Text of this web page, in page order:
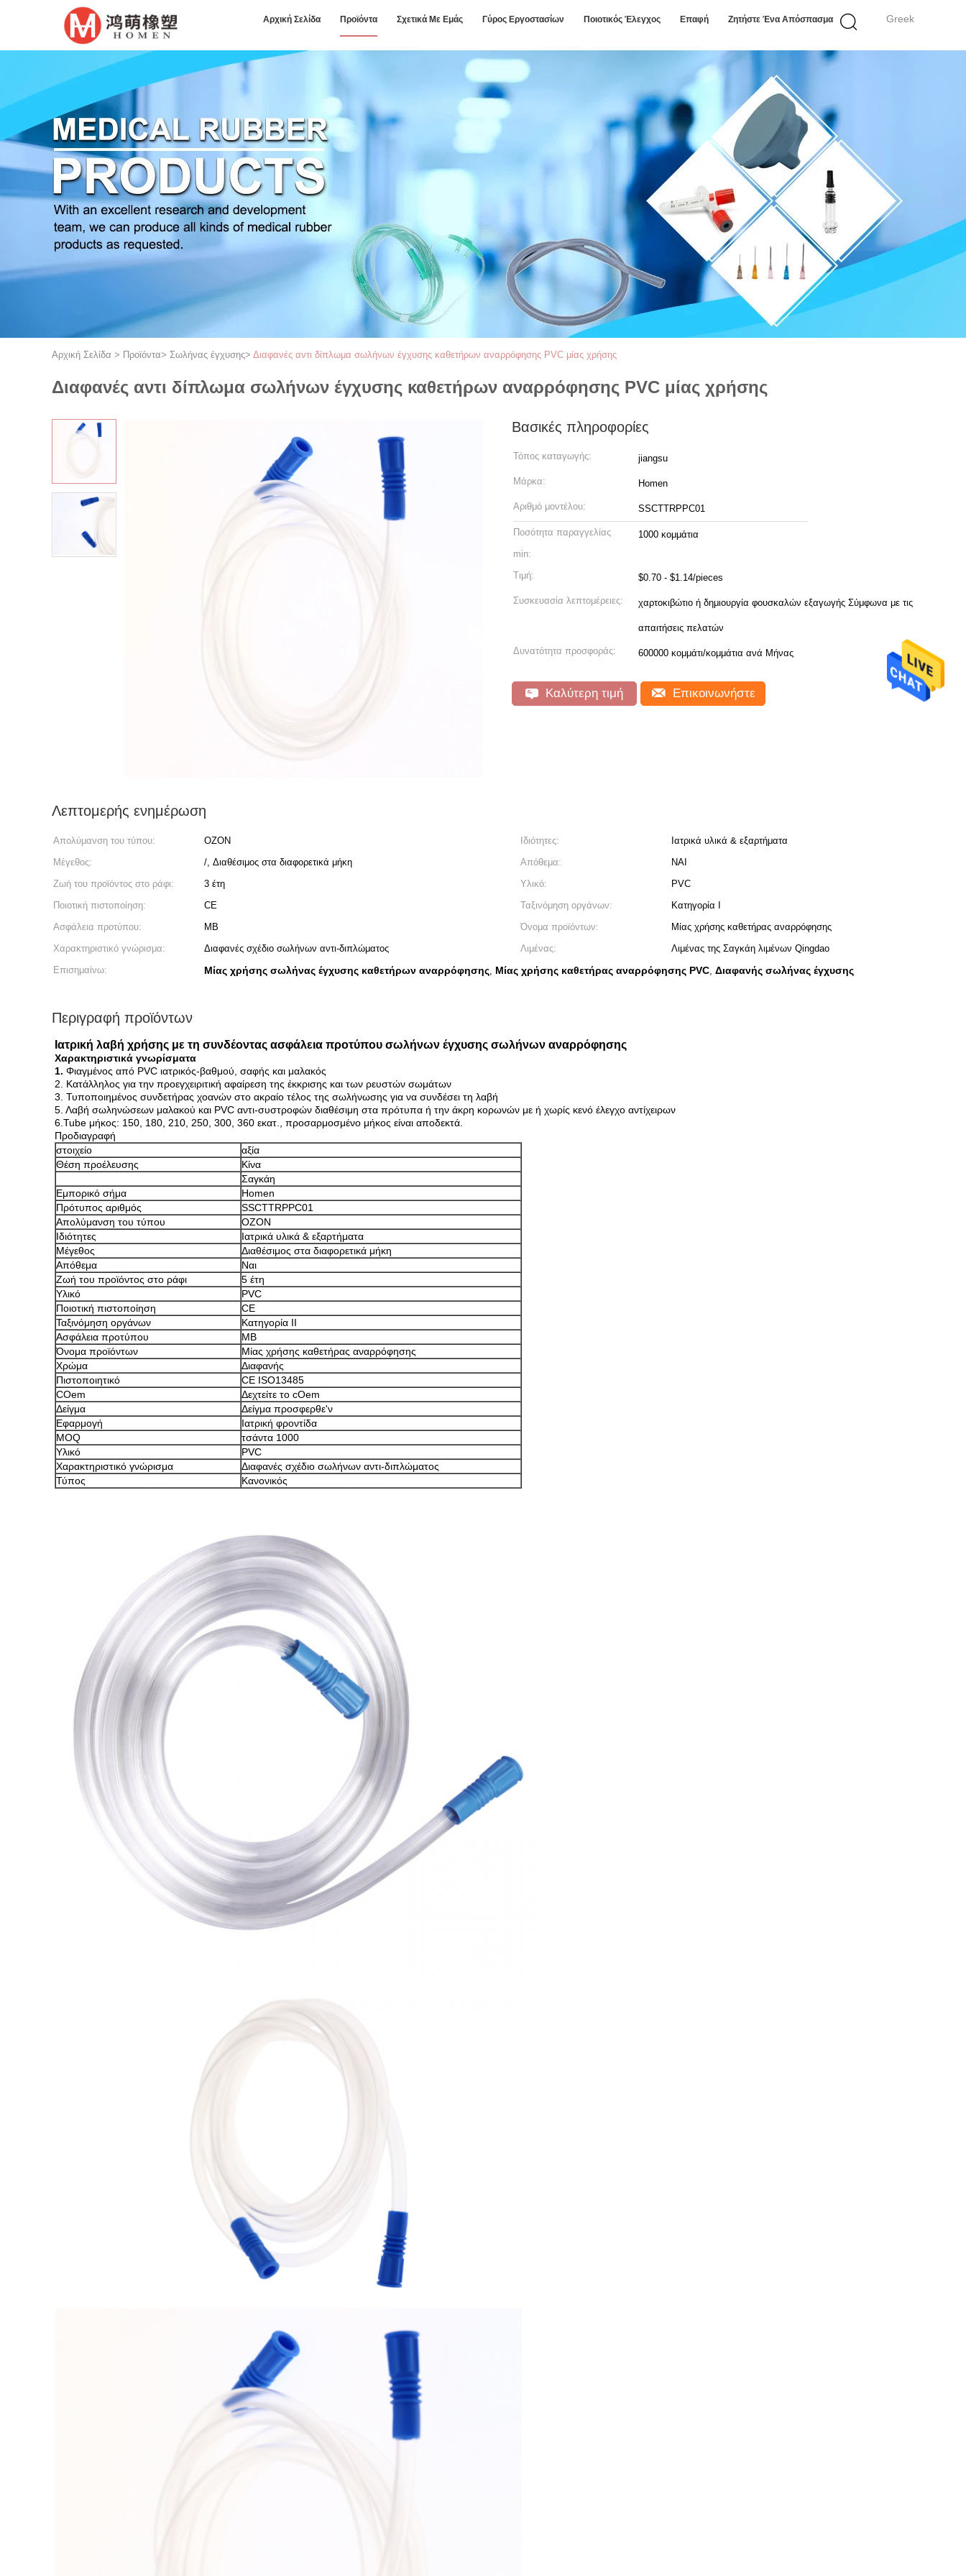
Greek
Αρχική Σελίδα Προϊόντα Σχετικά Με Εμάς Γύρος Εργοστασίων Ποιοτικός Έλεγχος Επαφή Ζητήστε Ένα Απόσπασμα
Αρχική Σελίδα > Προϊόντα> Σωλήνας έγχυσης> Διαφανές αντι δίπλωμα σωλήνων έγχυσης καθετήρων αναρρόφησης PVC μίας χρήσης
Διαφανές αντι δίπλωμα σωλήνων έγχυσης καθετήρων αναρρόφησης PVC μίας χρήσης
Βασικές πληροφορίες
Τόπος καταγωγής: jiangsu
Μάρκα: Homen
Αριθμό μοντέλου: SSCTTRPPC01
Ποσότητα παραγγελίας
min:
1000 κομμάτια
Τιμή: $0.70 - $1.14/pieces
Συσκευασία λεπτομέρειες: χαρτοκιβώτιο ή δημιουργία φουσκαλών εξαγωγής Σύμφωνα με τις
απαιτήσεις πελατών
Δυνατότητα προσφοράς: 600000 κομμάτι/κομμάτια ανά Μήνας
Καλύτερη τιμή Επικοινωνήστε
Λεπτομερής ενημέρωση
Απολύμανση του τύπου: ΟΖΟΝ Ιδιότητες:
Ιατρικά υλικά & εξαρτήματα
Μέγεθος:
/, Διαθέσιμος στα διαφορετικά μήκη Απόθεμα:
ΝΑΙ
Ζωή του προϊόντος στο ράφι:
3 έτη Υλικό:
PVC
Ποιοτική πιστοποίηση:
CE Ταξινόμηση οργάνων:
Κατηγορία Ι
Ασφάλεια προτύπου:
ΜΒ Όνομα προϊόντων:
Μίας χρήσης καθετήρας αναρρόφησης
Χαρακτηριστικό γνώρισμα:
Διαφανές σχέδιο σωλήνων αντι-διπλώματος Λιμένας:
Λιμένας της Σαγκάη λιμένων Qingdao
Επισημαίνω:
Μίας χρήσης σωλήνας έγχυσης καθετήρων αναρρόφησης, Μίας χρήσης καθετήρας αναρρόφησης PVC, Διαφανής σωλήνας έγχυσης
Περιγραφή προϊόντων
Ιατρική λαβή χρήσης με τη συνδέοντας ασφάλεια προτύπου σωλήνων έγχυσης σωλήνων αναρρόφησης
Χαρακτηριστικά γνωρίσματα
1. Φιαγμένος από PVC ιατρικός-βαθμού, σαφής και μαλακός
2. Κατάλληλος για την προεγχειριτική αφαίρεση της έκκρισης και των ρευστών σωμάτων
3. Τυποποιημένος συνδετήρας χοανών στο ακραίο τέλος της σωλήνωσης για να συνδέσει τη λαβή
5. Λαβή σωληνώσεων μαλακού και PVC αντι-συστροφών διαθέσιμη στα πρότυπα ή την άκρη κορωνών με ή χωρίς κενό έλεγχο αντίχειρων
6.Tube μήκος: 150, 180, 210, 250, 300, 360 εκατ., προσαρμοσμένο μήκος είναι αποδεκτά.
Προδιαγραφή
στοιχείο
αξία
Θέση προέλευσης
Κίνα
Σαγκάη
Εμπορικό σήμα
Homen
Πρότυπος αριθμός
SSCTTRPPC01
Απολύμανση του τύπου
ΟΖΟΝ
Ιδιότητες
Ιατρικά υλικά & εξαρτήματα
Μέγεθος
Διαθέσιμος στα διαφορετικά μήκη
Απόθεμα
Ναι
Ζωή του προϊόντος στο ράφι
5 έτη
Υλικό
PVC
Ποιοτική πιστοποίηση
CE
Ταξινόμηση οργάνων
Κατηγορία ΙΙ
Ασφάλεια προτύπου
ΜΒ
Όνομα προϊόντων
Μίας χρήσης καθετήρας αναρρόφησης
Χρώμα
Διαφανής
Πιστοποιητικό
CE ISO13485
COem
Δεχτείτε το cOem
Δείγμα
Δείγμα προσφερθε'ν
Εφαρμογή
Ιατρική φροντίδα
MOQ
τσάντα 1000
Υλικό
PVC
Χαρακτηριστικό γνώρισμα
Διαφανές σχέδιο σωλήνων αντι-διπλώματος
Τύπος
Κανονικός